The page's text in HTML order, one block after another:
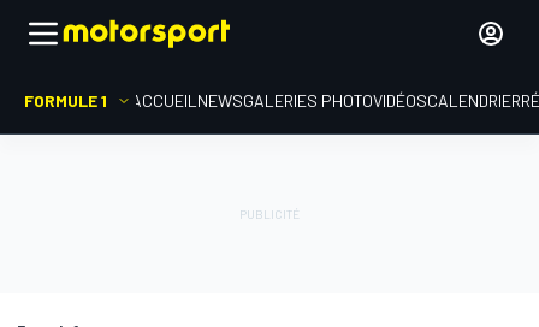
FORMULE 1 ACCUEIL NEWSGALERIES PHOTOVIDÉOSCALENDRIER